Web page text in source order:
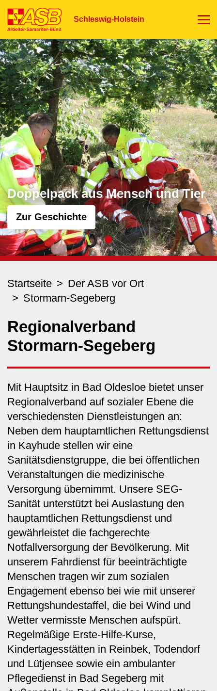
zum
Schleswig-Holstein
Doppelpack aus Mensch und Tier
Zur Geschichte
Startseite
Der ASB vor Ort
Stormarn-Segeberg
Regionalverband
Stormarn-Segeberg
Mit Hauptsitz in Bad Oldesloe bietet unser
Regionalverband auf sozialer Ebene die
verschiedensten Dienstleistungen an:
Neben dem hauptamtlichen Rettungsdienst
in Kayhude stellen wir eine
Sanitätsdienstgruppe, die bei öffentlichen
Veranstaltungen die medizinische
Versorgung übernimmt. Unsere SEG-
Sanität unterstützt bei Auslastung den
hauptamtlichen Rettungsdienst und
gewährleistet die fachgerechte
Notfallversorgung der Bevölkerung. Mit
unserem Fahrdienst für beeinträchtigte
Menschen tragen wir zum sozialen
Engagement ebenso bei wie mit unserer
Rettungshundestaffel, die bei Wind und
Wetter vermisste Menschen aufspürt.
Regelmäßige Erste-Hilfe-Kurse,
Kindertagesstätten in Reinbek, Todendorf
und Lütjensee sowie ein ambulanter
Pflegedienst in Bad Segeberg mit